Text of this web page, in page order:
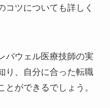
コツについても詳しく
バウェル医療技師の実
り、自分に合った転職
ができるでしょう。